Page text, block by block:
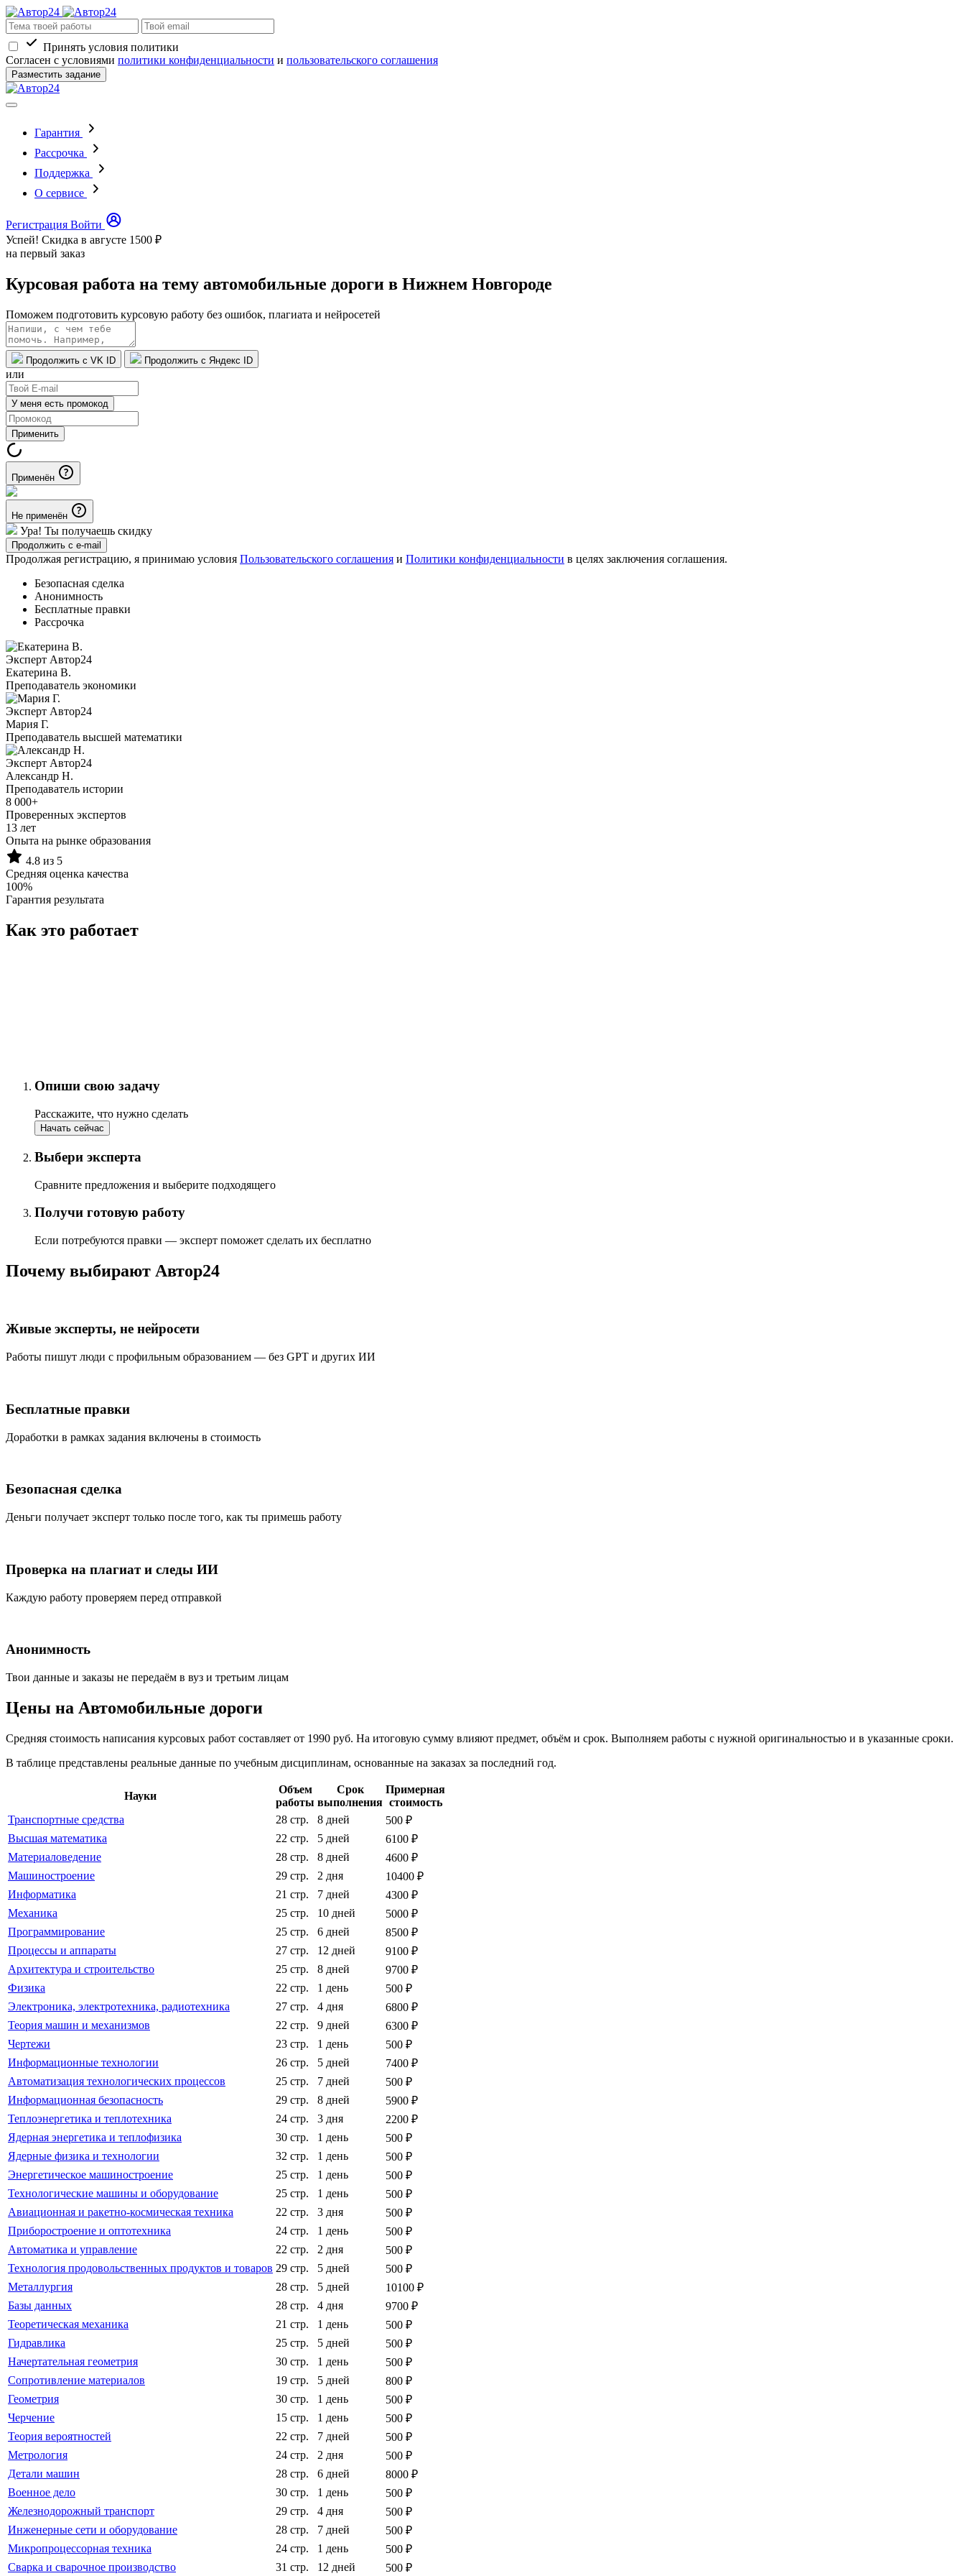
Принять условия политики
Согласен с условиями политики конфиденциальности и пользовательского соглашения
Разместить задание
Гарантия
Рассрочка
Поддержка
О сервисе
Регистрация Войти
Успей! Скидка в августе 1500 ₽
на первый заказ
Курсовая работа на тему автомобильные дороги в Нижнем Новгороде
Поможем подготовить курсовую работу без ошибок, плагиата и нейросетей
Продолжить с VK ID Продолжить с Яндекс ID
или
У меня есть промокод
Применить
Применён
Не применён
Ура! Ты получаешь скидку
Продолжить с e-mail
Продолжая регистрацию, я принимаю условия Пользовательского соглашения и Политики конфиденциальности в целях заключения соглашения.
Безопасная сделка
Анонимность
Бесплатные правки
Рассрочка
Эксперт Автор24
Екатерина B.
Преподаватель экономики
Эксперт Автор24
Мария Г.
Преподаватель высшей математики
Эксперт Автор24
Александр Н.
Преподаватель истории
8 000+
Проверенных экспертов
13 лет
Опыта на рынке образования
4.8 из 5
Средняя оценка качества
100%
Гарантия результата
Как это работает
Опиши свою задачу
Расскажите, что нужно сделать
Начать сейчас
Выбери эксперта
Сравните предложения и выберите подходящего
Получи готовую работу
Если потребуются правки — эксперт поможет сделать их бесплатно
Почему выбирают Автор24
Живые эксперты, не нейросети
Работы пишут люди с профильным образованием — без GPT и других ИИ
Бесплатные правки
Доработки в рамках задания включены в стоимость
Безопасная сделка
Деньги получает эксперт только после того, как ты примешь работу
Проверка на плагиат и следы ИИ
Каждую работу проверяем перед отправкой
Анонимность
Твои данные и заказы не передаём в вуз и третьим лицам
Цены на Автомобильные дороги
Средняя стоимость написания курсовых работ составляет от 1990 руб. На итоговую сумму влияют предмет, объём и срок. Выполняем работы с нужной оригинальностью и в указанные сроки.
В таблице представлены реальные данные по учебным дисциплинам, основанные на заказах за последний год.
Науки
Объем
работы
Срок
выполнения
Примерная
стоимость
Транспортные средства
28 стр. 8 дней
500 ₽
Высшая математика
22 стр. 5 дней
6100 ₽
Материаловедение
28 стр. 8 дней
4600 ₽
Машиностроение
29 стр. 2 дня
10400 ₽
Информатика
21 стр. 7 дней
4300 ₽
Механика
25 стр. 10 дней
5000 ₽
Программирование
25 стр. 6 дней
8500 ₽
Процессы и аппараты
27 стр. 12 дней
9100 ₽
Архитектура и строительство
25 стр. 8 дней
9700 ₽
Физика
22 стр. 1 день
500 ₽
Электроника, электротехника, радиотехника
27 стр. 4 дня
6800 ₽
Теория машин и механизмов
22 стр. 9 дней
6300 ₽
Чертежи
23 стр. 1 день
500 ₽
Информационные технологии
26 стр. 5 дней
7400 ₽
Автоматизация технологических процессов
25 стр. 7 дней
500 ₽
Информационная безопасность
29 стр. 8 дней
5900 ₽
Теплоэнергетика и теплотехника
24 стр. 3 дня
2200 ₽
Ядерная энергетика и теплофизика
30 стр. 1 день
500 ₽
Ядерные физика и технологии
32 стр. 1 день
500 ₽
Энергетическое машиностроение
25 стр. 1 день
500 ₽
Технологические машины и оборудование
25 стр. 1 день
500 ₽
Авиационная и ракетно-космическая техника
22 стр. 3 дня
500 ₽
Приборостроение и оптотехника
24 стр. 1 день
500 ₽
Автоматика и управление
22 стр. 2 дня
500 ₽
Технология продовольственных продуктов и товаров 29 стр. 5 дней
500 ₽
Металлургия
28 стр. 5 дней
10100 ₽
Базы данных
28 стр. 4 дня
9700 ₽
Теоретическая механика
21 стр. 1 день
500 ₽
Гидравлика
25 стр. 5 дней
500 ₽
Начертательная геометрия
30 стр. 1 день
500 ₽
Сопротивление материалов
19 стр. 5 дней
800 ₽
Геометрия
30 стр. 1 день
500 ₽
Черчение
15 стр. 1 день
500 ₽
Теория вероятностей
22 стр. 7 дней
500 ₽
Метрология
24 стр. 2 дня
500 ₽
Детали машин
28 стр. 6 дней
8000 ₽
Военное дело
30 стр. 1 день
500 ₽
Железнодорожный транспорт
29 стр. 4 дня
500 ₽
Инженерные сети и оборудование
28 стр. 7 дней
500 ₽
Микропроцессорная техника
24 стр. 1 день
500 ₽
Сварка и сварочное производство
31 стр. 12 дней 500 ₽